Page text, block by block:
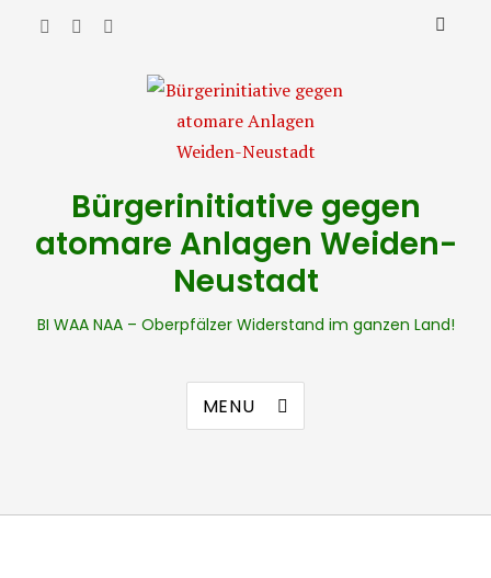
Bürgerinitiative gegen
atomare Anlagen Weiden-
Neustadt
BI WAA NAA – Oberpfälzer Widerstand im ganzen Land!
MENU